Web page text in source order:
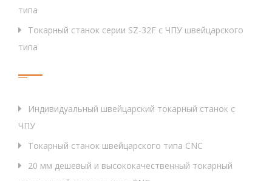
типа
Токарный станок серии SZ-32F с ЧПУ швейцарского
типа
Индивидуальный швейцарский токарный станок с
ЧПУ
Токарный станок швейцарского типа CNC
20 мм дешевый и высококачественный токарный